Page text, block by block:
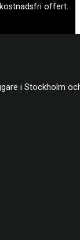
offert.
i Stockholm